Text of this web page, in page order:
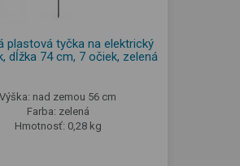
plastová tyčka na elektrický
dĺžka 74 cm, 7 očiek, zelená
Výška: nad zemou 56 cm
Farba: zelená
Hmotnosť: 0,28 kg